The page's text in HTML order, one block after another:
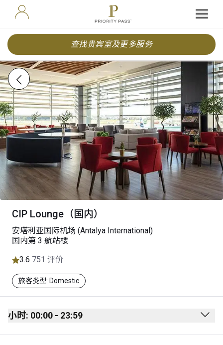
查找贵宾室及更多服务
CIP Lounge（国内）
安塔利亚国际机场 (Antalya International)
国内第 3 航站楼
3.6 751 评价
旅客类型: Domestic
小时: 00:00 - 23:59
Monday 00:00 - 23:59